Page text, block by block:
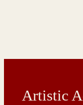
Artistic